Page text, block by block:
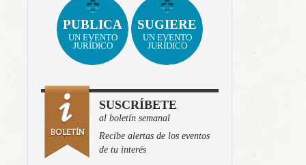
PUBLICA
UN EVENTO
JURÍDICO
SUGIERE
UN EVENTO
JURÍDICO
SUSCRÍBETE
al boletín semanal
Recibe alertas de los eventos
de tu interés